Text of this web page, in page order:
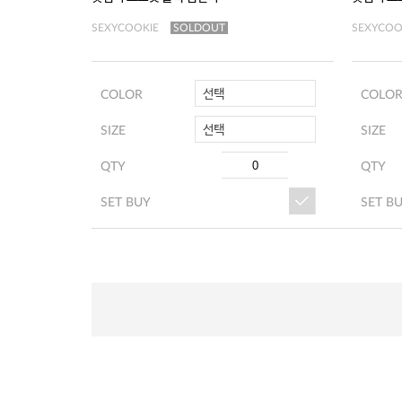
SEXYCOOKIE SOLDOUT
COLOR 선택
SIZE 선택
QTY
SET BUY
COLOR
SIZE
QTY
SET